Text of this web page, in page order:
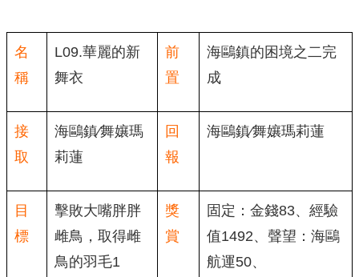
名
稱
L09.華麗的新
舞衣
前
置
海鷗鎮的困境之二完
成
接
取
海鷗鎮∕舞孃瑪
莉蓮
回
報
海鷗鎮∕舞孃瑪莉蓮
目
標
擊敗大嘴胖胖
雌鳥，取得雌
鳥的羽毛1
獎
賞
固定：金錢83、經驗
值1492、聲望：海鷗
航運50、